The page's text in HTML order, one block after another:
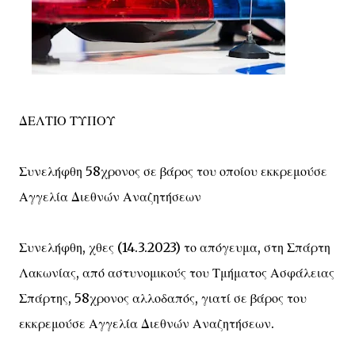
ΔΕΛΤΙΟ ΤΥΠΟΥ
Συνελήφθη 58χρονος σε βάρος του οποίου εκκρεμούσε
Αγγελία Διεθνών Αναζητήσεων
Συνελήφθη, χθες (14.3.2023) το απόγευμα, στη Σπάρτη
Λακωνίας, από αστυνομικούς του Τμήματος Ασφάλειας
Σπάρτης, 58χρονος αλλοδαπός, γιατί σε βάρος του
εκκρεμούσε Αγγελία Διεθνών Αναζητήσεων.